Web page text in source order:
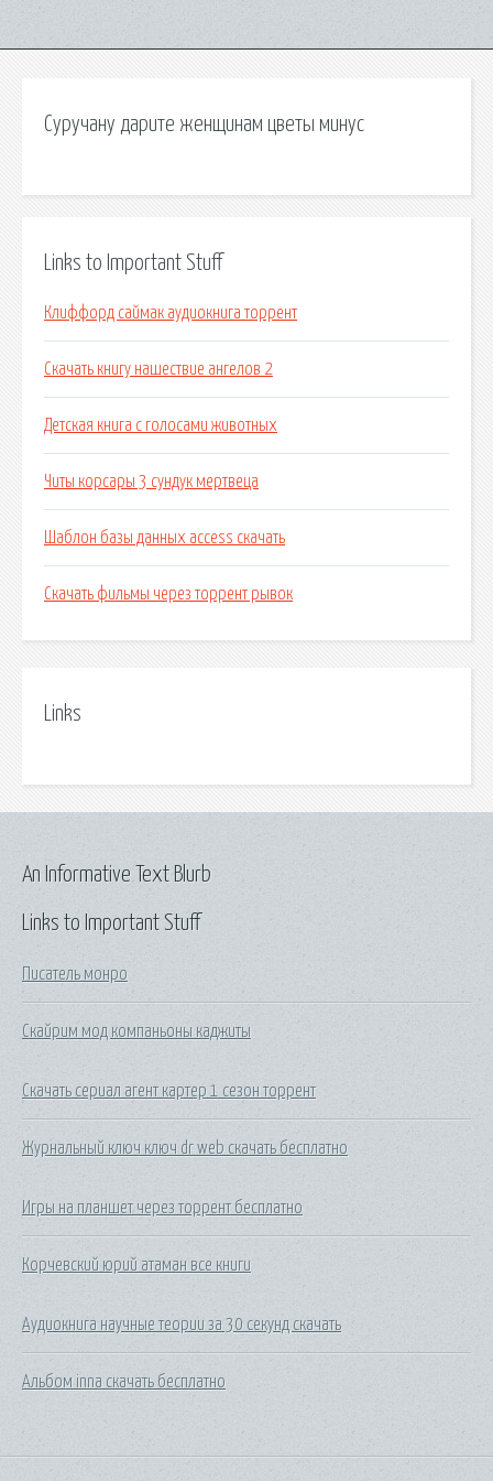
Суручану дарите женщинам цветы минус
Links to Important Stuff
Клиффорд саймак аудиокнига торрент
Скачать книгу нашествие ангелов 2
Детская книга с голосами животных
Читы корсары 3 сундук мертвеца
Шаблон базы данных access скачать
Скачать фильмы через торрент рывок
Links
Links to Important Stuff
Писатель монро
Скайрим мод компаньоны каджиты
Скачать сериал агент картер 1 сезон торрент
Журнальный ключ ключ dr web скачать бесплатно
Игры на планшет через торрент бесплатно
Корчевский юрий атаман все книги
Аудиокнига научные теории за 30 секунд скачать
Альбом inna скачать бесплатно
An Informative Text Blurb